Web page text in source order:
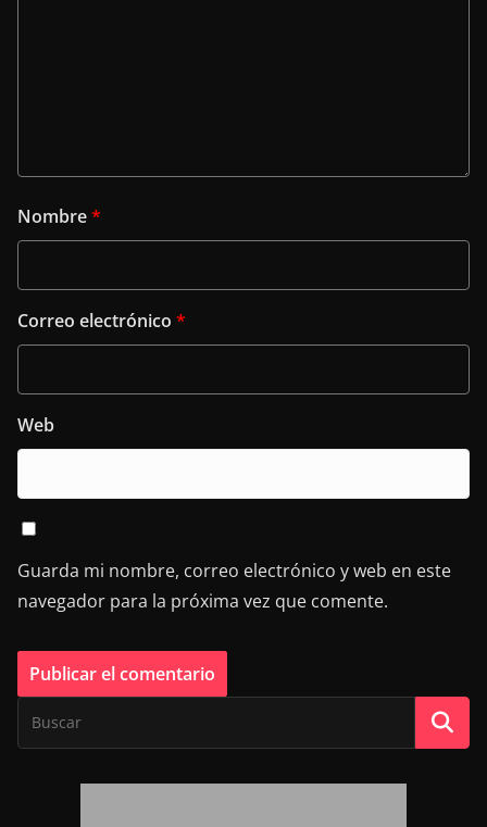
Nombre*
Correo electrónico *
Web
Guarda mi nombre, correo electrónico y web en este
navegador para la próxima vez que comente.